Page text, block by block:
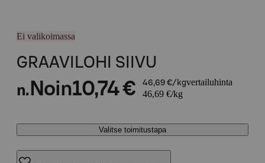
Ei valikoimassa
GRAAVILOHI SIIVU
n. Noin10,74 € 46,69 €/kgvertailuhinta
46,69 €/kg
Valitse toimitustapa